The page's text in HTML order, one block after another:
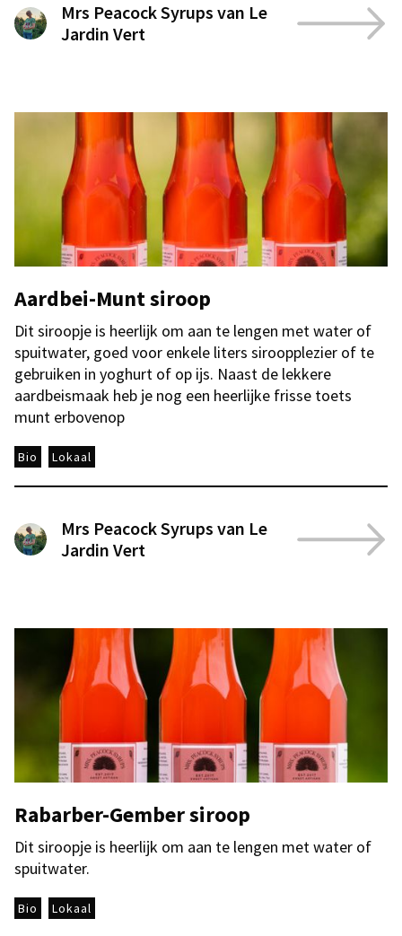
Mrs Peacock Syrups van Le
Jardin Vert
Aardbei-Munt siroop
Dit siroopje is heerlijk om aan te lengen met water of
spuitwater, goed voor enkele liters siroopplezier of te
gebruiken in yoghurt of op ijs. Naast de lekkere
aardbeismaak heb je nog een heerlijke frisse toets
munt erbovenop
Bio Lokaal
Mrs Peacock Syrups van Le
Jardin Vert
Rabarber-Gember siroop
Dit siroopje is heerlijk om aan te lengen met water of
spuitwater.
Bio Lokaal